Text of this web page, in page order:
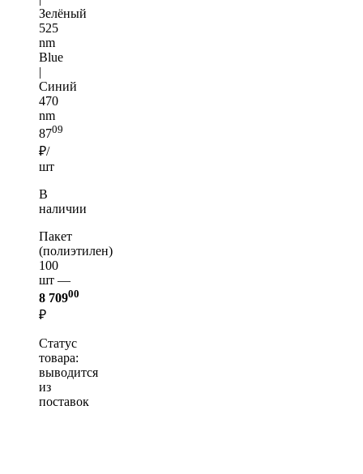
Зелёный
525
nm
Blue
Синий
470
nm
8709
₽/
шт
В
наличии
Пакет
(полиэтилен)
100
шт —
8 70900
₽
Статус
товара:
выводится
из
поставок